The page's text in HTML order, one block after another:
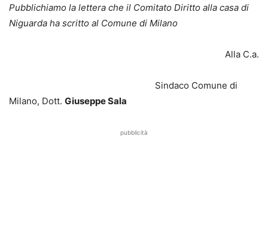
Pubblichiamo la lettera che il Comitato Diritto alla casa di
Niguarda ha scritto al Comune di Milano
Alla C.a.
Sindaco Comune di
Milano, Dott. Giuseppe Sala
pubblicità